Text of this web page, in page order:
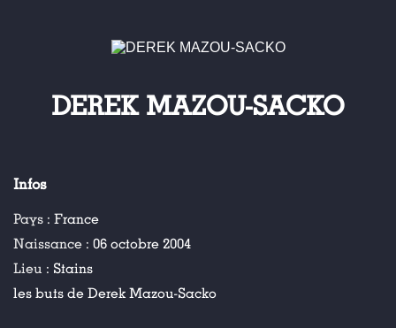
DEREK MAZOU-SACKO
Infos
Pays : France
Naissance : 06 octobre 2004
Lieu : Stains
les buts de Derek Mazou-Sacko